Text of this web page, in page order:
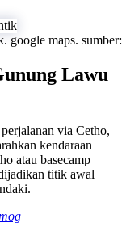
google maps. sumber:
Lawu
via Cetho,
kendaraan
atau basecamp
titik awal